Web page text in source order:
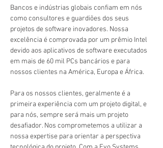
Bancos e indústrias globais confiam em nós
como consultores e guardiões dos seus
projetos de software inovadores. Nossa
excelência é comprovada por um prêmio Intel
devido aos aplicativos de software executados
em mais de 60 mil PCs bancários e para
nossos clientes na América, Europa e África.
Para os nossos clientes, geralmente é a
primeira experiência com um projeto digital, e
para nós, sempre será mais um projeto
desafiador. Nos comprometemos a utilizar a
nossa expertise para orientar a perspectiva